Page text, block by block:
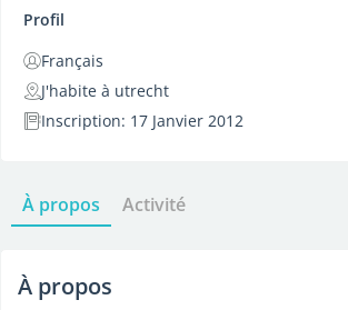
Profil
Français
J'habite à utrecht
Inscription: 17 Janvier 2012
À propos Activité
À propos